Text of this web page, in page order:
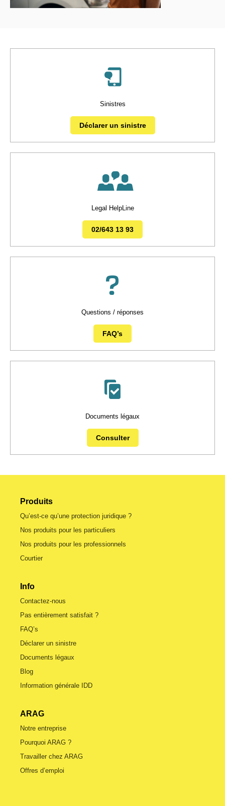
Sinistres
Déclarer un sinistre
Legal HelpLine
02/643 13 93
Questions / réponses
FAQ’s
Documents légaux
Consulter
Produits
Qu’est-ce qu’une protection juridique ?
Nos produits pour les particuliers
Nos produits pour les professionnels
Courtier
Info
Contactez-nous
Pas entièrement satisfait ?
FAQ’s
Déclarer un sinistre
Documents légaux
Blog
Information générale IDD
ARAG
Notre entreprise
Pourquoi ARAG ?
Travailler chez ARAG
Offres d’emploi